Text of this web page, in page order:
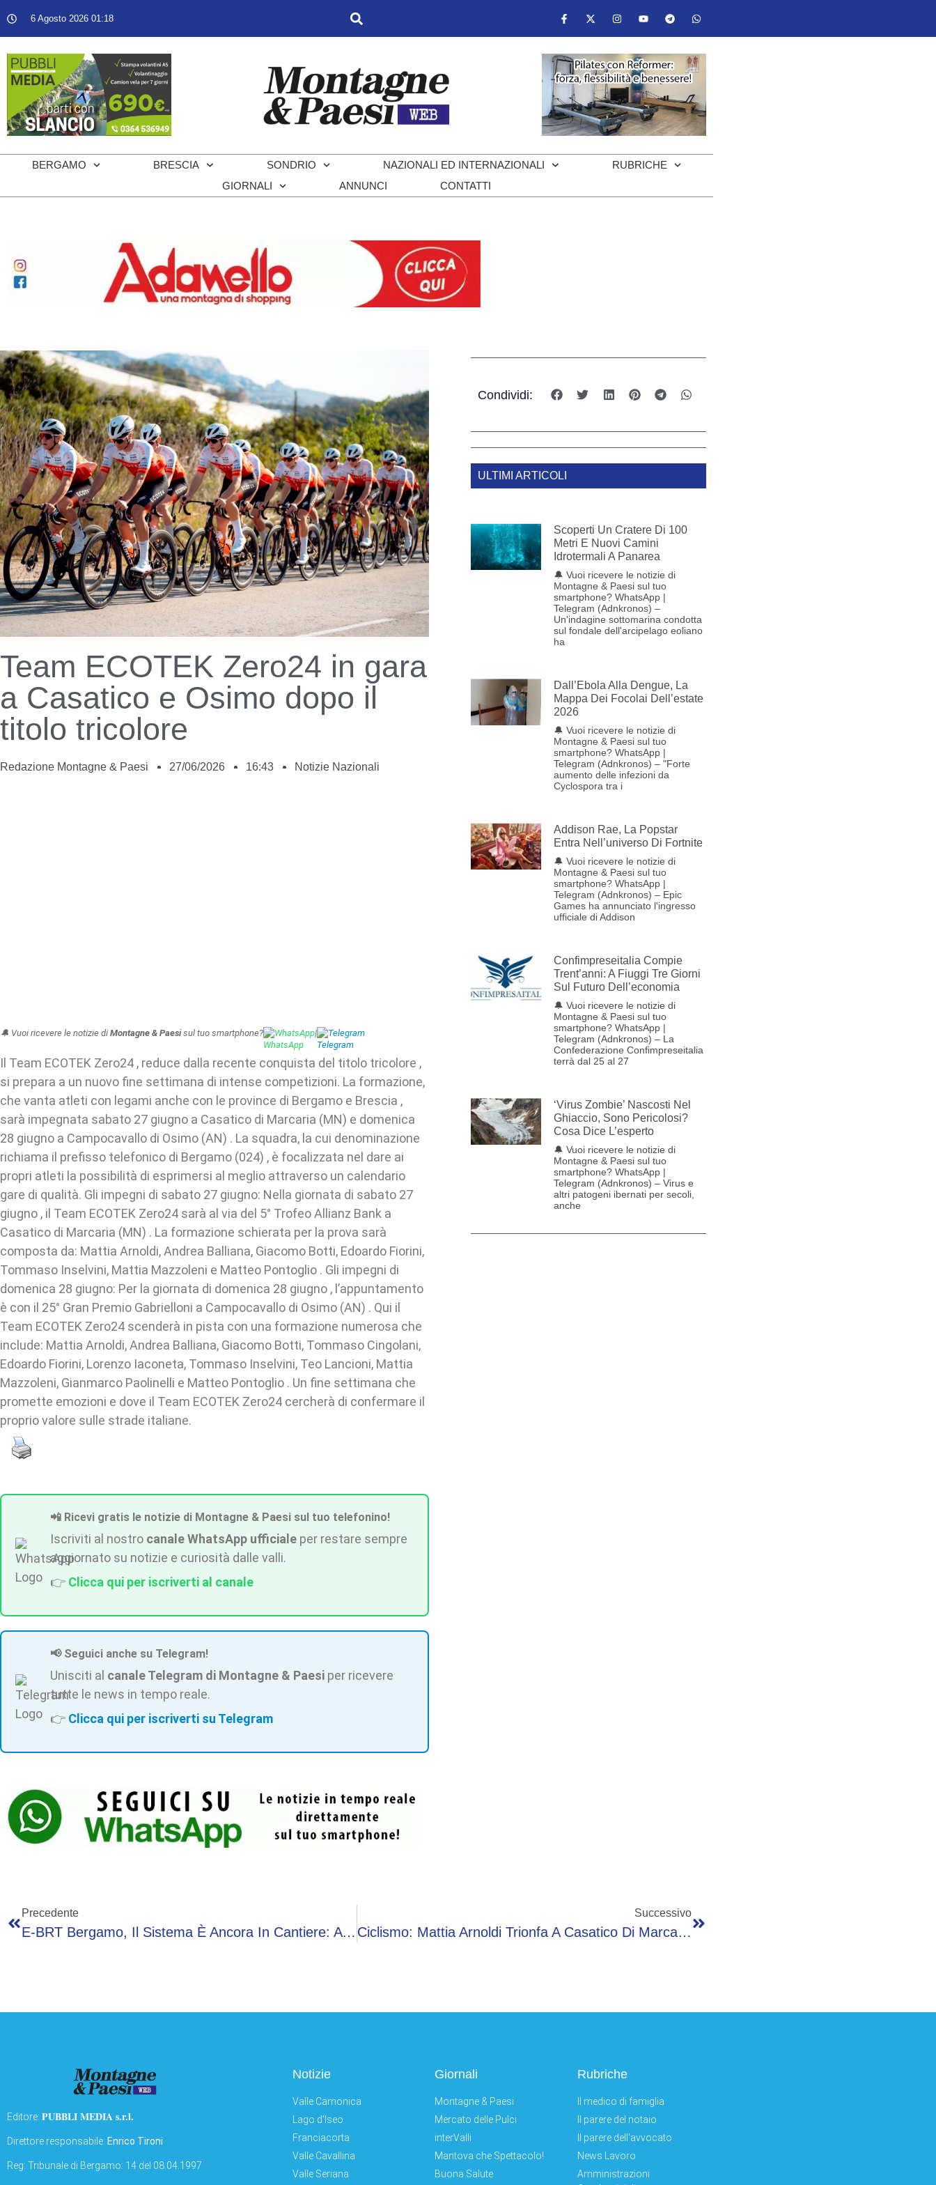
6 Agosto 2026 01:18
BERGAMO BRESCIA SONDRIO NAZIONALI ED INTERNAZIONALI
RUBRICHE
GIORNALI
ANNUNCI CONTATTI
Team ECOTEK Zero24 in gara
a Casatico e Osimo dopo il
titolo tricolore
Redazione Montagne & Paesi 27/06/2026 16:43 Notizie Nazionali
🔔 Vuoi ricevere le notizie di Montagne & Paesisul tuo smartphone? WhatsApp| Telegram
Il Team ECOTEK Zero24 , reduce dalla recente conquista del titolo tricolore ,
si prepara a un nuovo fine settimana di intense competizioni. La formazione,
che vanta atleti con legami anche con le province di Bergamo e Brescia ,
sarà impegnata sabato 27 giugno a Casatico di Marcaria (MN) e domenica
28 giugno a Campocavallo di Osimo (AN) . La squadra, la cui denominazione
richiama il prefisso telefonico di Bergamo (024) , è focalizzata nel dare ai
propri atleti la possibilità di esprimersi al meglio attraverso un calendario
gare di qualità. Gli impegni di sabato 27 giugno: Nella giornata di sabato 27
giugno , il Team ECOTEK Zero24 sarà al via del 5° Trofeo Allianz Bank a
Casatico di Marcaria (MN) . La formazione schierata per la prova sarà
composta da: Mattia Arnoldi, Andrea Balliana, Giacomo Botti, Edoardo Fiorini,
Tommaso Inselvini, Mattia Mazzoleni e Matteo Pontoglio . Gli impegni di
domenica 28 giugno: Per la giornata di domenica 28 giugno , l’appuntamento
è con il 25° Gran Premio Gabrielloni a Campocavallo di Osimo (AN) . Qui il
Team ECOTEK Zero24 scenderà in pista con una formazione numerosa che
include: Mattia Arnoldi, Andrea Balliana, Giacomo Botti, Tommaso Cingolani,
Edoardo Fiorini, Lorenzo Iaconeta, Tommaso Inselvini, Teo Lancioni, Mattia
Mazzoleni, Gianmarco Paolinelli e Matteo Pontoglio . Un fine settimana che
promette emozioni e dove il Team ECOTEK Zero24 cercherà di confermare il
proprio valore sulle strade italiane.
📲 Ricevi gratis le notizie di Montagne & Paesi sul tuo telefonino!
Iscriviti al nostro canale WhatsApp ufficiale per restare sempre
aggiornato su notizie e curiosità dalle valli.
👉 Clicca qui per iscriverti al canale
📢 Seguici anche su Telegram!
Unisciti al canale Telegram di Montagne & Paesi per ricevere
tutte le news in tempo reale.
👉 Clicca qui per iscriverti su Telegram
Condividi:
ULTIMI ARTICOLI
Scoperti Un Cratere Di 100
Metri E Nuovi Camini
Idrotermali A Panarea
🔔 Vuoi ricevere le notizie di
Montagne & Paesi sul tuo
smartphone? WhatsApp |
Telegram (Adnkronos) –
Un'indagine sottomarina condotta
sul fondale dell'arcipelago eoliano
ha
Dall’Ebola Alla Dengue, La
Mappa Dei Focolai Dell’estate
2026
🔔 Vuoi ricevere le notizie di
Montagne & Paesi sul tuo
smartphone? WhatsApp |
Telegram (Adnkronos) – "Forte
aumento delle infezioni da
Cyclospora tra i
Addison Rae, La Popstar
Entra Nell’universo Di Fortnite
🔔 Vuoi ricevere le notizie di
Montagne & Paesi sul tuo
smartphone? WhatsApp |
Telegram (Adnkronos) – Epic
Games ha annunciato l'ingresso
ufficiale di Addison
Confimpreseitalia Compie
Trent’anni: A Fiuggi Tre Giorni
Sul Futuro Dell’economia
🔔 Vuoi ricevere le notizie di
Montagne & Paesi sul tuo
smartphone? WhatsApp |
Telegram (Adnkronos) – La
Confederazione Confimpreseitalia
terrà dal 25 al 27
‘Virus Zombie’ Nascosti Nel
Ghiaccio, Sono Pericolosi?
Cosa Dice L’esperto
🔔 Vuoi ricevere le notizie di
Montagne & Paesi sul tuo
smartphone? WhatsApp |
Telegram (Adnkronos) – Virus e
altri patogeni ibernati per secoli,
anche
Precedente
E-BRT Bergamo, Il Sistema È Ancora In Cantiere: ATB Chiede Collaborazione Per L’avvio Del 3 Agosto
Successivo
Ciclismo: Mattia Arnoldi Trionfa A Casatico Di Marcaria Nel 5° Trofeo Allianz Bank, Terzo Edoardo Fiorini
Editore: PUBBLI MEDIA s.r.l.
Direttore responsabile: Enrico Tironi
Reg: Tribunale di Bergamo: 14 del 08.04.1997
Notizie
Valle Camonica
Lago d'Iseo
Franciacorta
Valle Cavallina
Valle Seriana
Giornali
Montagne & Paesi
Mercato delle Pulci
interValli
Mantova che Spettacolo!
Buona Salute
Rubriche
Il medico di famiglia
Il parere del notaio
Il parere dell'avvocato
News Lavoro
Amministrazioni